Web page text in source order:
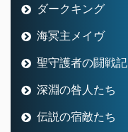
ダークキング
海冥主メイヴ
聖守護者の闘戦記
深淵の咎人たち
伝説の宿敵たち